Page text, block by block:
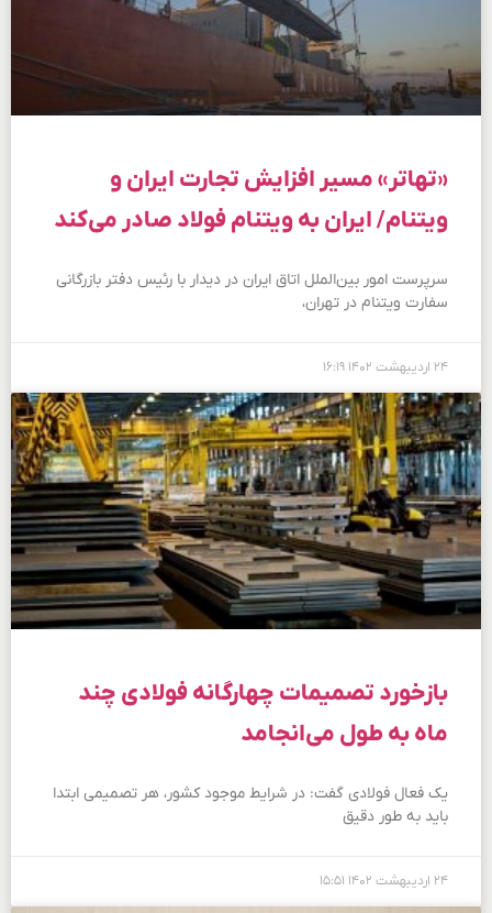
«تهاتر» مسیر افزایش تجارت ایران و
ویتنام/ ایران به ویتنام فولاد صادر می‌کند
سرپرست امور بین‌الملل اتاق ایران در دیدار با رئیس دفتر بازرگانی
سفارت ویتنام در تهران،
۲۴ اردیبهشت ۱۴۰۲ ۱۶:۱۹
بازخورد تصمیمات چهارگانه فولادی چند
ماه به طول می‌انجامد
یک فعال فولادی گفت: در شرایط موجود کشور، هر تصمیمی ابتدا
باید به طور دقیق
۲۴ اردیبهشت ۱۴۰۲ ۱۵:۵۱